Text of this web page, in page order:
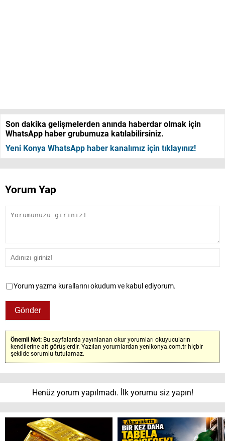
Son dakika gelişmelerden anında haberdar olmak için
WhatsApp haber grubumuza katılabilirsiniz.
Yeni Konya WhatsApp haber kanalımız için tıklayınız!
Yorum Yap
Yorum yazma kurallarını okudum ve kabul ediyorum.
Önemli Not: Bu sayfalarda yayınlanan okur yorumları okuyucuların
kendilerine ait görüşlerdir. Yazılan yorumlardan yenikonya.com.tr hiçbir
şekilde sorumlu tutulamaz.
Henüz yorum yapılmadı. İlk yorumu siz yapın!